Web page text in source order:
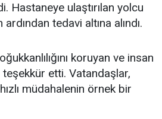
Hastaneye ulaştırılan yolcu
tedavi altına alındı.
koruyan ve insan
etti. Vatandaşlar,
müdahalenin örnek bir